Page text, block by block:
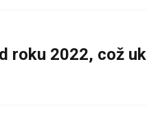
roku 2022, což